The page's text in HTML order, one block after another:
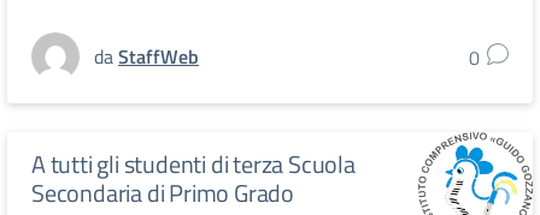
daStaffWeb 0
A tutti gli studenti di terza Scuola
Secondaria di Primo Grado